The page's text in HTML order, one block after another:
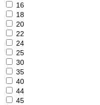
16
18
20
22
24
25
30
35
40
44
45